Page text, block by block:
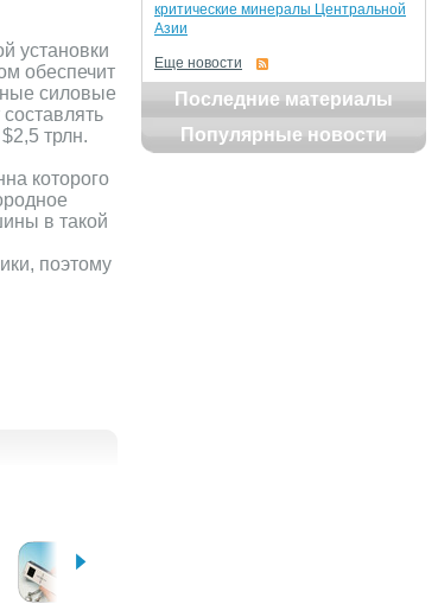
установки
обеспечит
силовые
трлн.
которого
в такой
поэтому
критические минералы Центральной
Азии
Еще новости
Последние материалы
Популярные новости